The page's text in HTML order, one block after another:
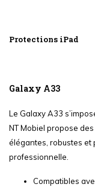
Protections iPad
Galaxy A33
Le Galaxy A33
NT Mobiel propose
élégantes, robustes
professionnelle.
Compatibles